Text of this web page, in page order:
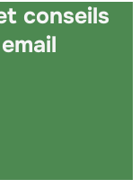
conseils